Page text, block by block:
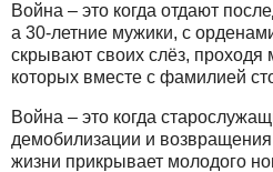
Война – это когда отдают
а 30-летние мужики, с
скрывают своих слёз,
которых вместе с фамилией
Война – это когда
демобилизации и
жизни прикрывает молодого